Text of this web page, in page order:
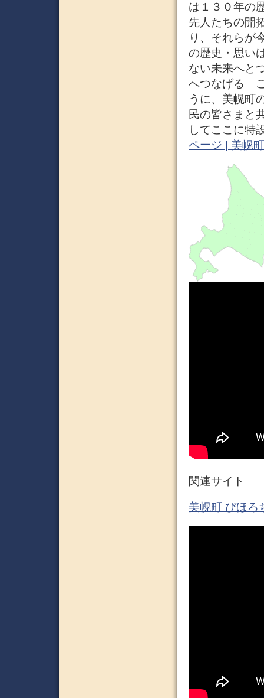
は１３０年の
先人たちの開
り、それらが
の歴史・思い
ない未来へと
へつなげる
うに、美幌町
民の皆さまと
してここに特
ページ | 美幌町
関連サイト
美幌町 びほろ